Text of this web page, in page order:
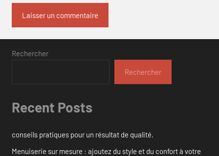
Rechercher
Rechercher
Recent Posts
conseils pratiques pour un résultat de qualité.
Menuiserie sur mesure : ajoutez du style et du confort à votre